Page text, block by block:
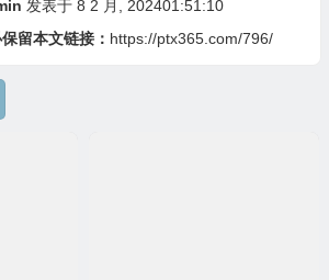
发表于 8 2 月, 202401:51:10
留本文链接： https://ptx365.com/796/